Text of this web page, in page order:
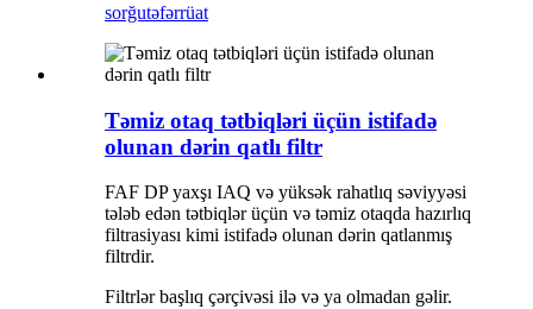
sorğutəfərrüat
Təmiz otaq tətbiqləri üçün istifadə
olunan dərin qatlı filtr
FAF DP yaxşı IAQ və yüksək rahatlıq səviyyəsi
tələb edən tətbiqlər üçün və təmiz otaqda hazırlıq
filtrasiyası kimi istifadə olunan dərin qatlanmış
filtrdir.
Filtrlər başlıq çərçivəsi ilə və ya olmadan gəlir.